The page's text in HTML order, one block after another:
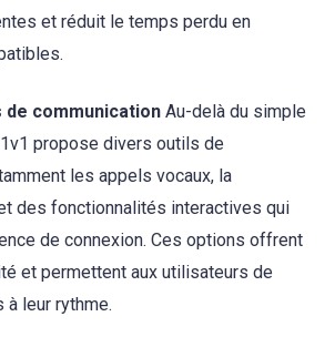
et réduit le temps perdu en
de communication Au-delà du simple
propose divers outils de
les appels vocaux, la
des fonctionnalités interactives qui
de connexion. Ces options offrent
et permettent aux utilisateurs de
à leur rythme.